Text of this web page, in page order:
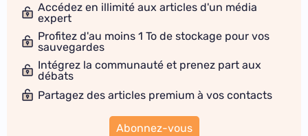
Accédez en illimité aux articles d'un média
expert
Profitez d'au moins 1 To de stockage pour vos
sauvegardes
Intégrez la communauté et prenez part aux
débats
Partagez des articles premium à vos contacts
Abonnez-vous